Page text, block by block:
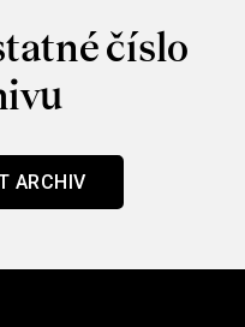
číslo
ARCHIV